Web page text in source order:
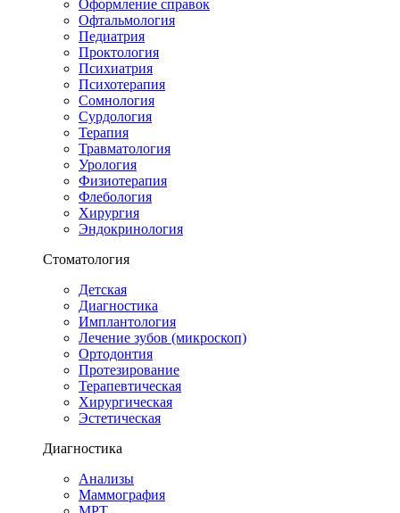
Оформление справок
Офтальмология
Педиатрия
Проктология
Психиатрия
Психотерапия
Сомнология
Сурдология
Терапия
Травматология
Урология
Физиотерапия
Флебология
Хирургия
Эндокринология
Стоматология
Детская
Диагностика
Имплантология
Лечение зубов (микроскоп)
Ортодонтия
Протезирование
Терапевтическая
Хирургическая
Эстетическая
Диагностика
Анализы
Маммография